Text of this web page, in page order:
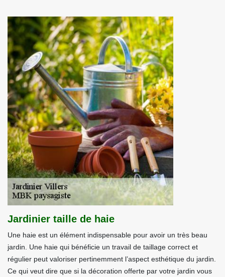
Jardinier taille de haie
Une haie est un élément indispensable pour avoir un très beau
jardin. Une haie qui bénéficie un travail de taillage correct et
régulier peut valoriser pertinemment l’aspect esthétique du jardin.
Ce qui veut dire que si la décoration offerte par votre jardin vous